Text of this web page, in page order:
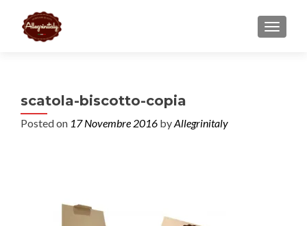
scatola-biscotto-copia
Posted on 17 Novembre 2016 byAllegrinitaly